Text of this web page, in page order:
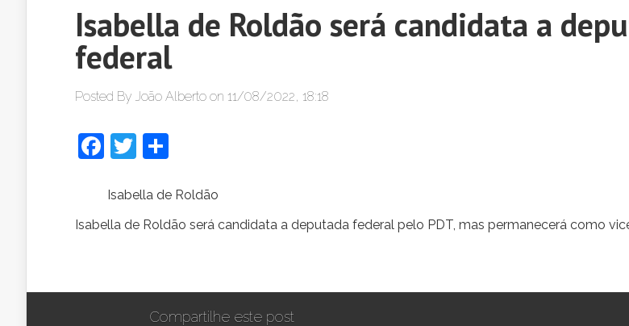
Isabella de Roldão será candidata a
federal
Posted By João Alberto on 11/08/2022, 18:18
Facebook
Twitter
Isabella de Roldão
Isabella de Roldão será candidata a deputada federal pelo PDT, mas permanecerá como
Compartilhe este post